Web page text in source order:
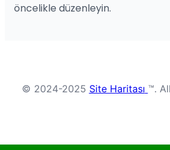
öncelikle düzenleyin.
© 2024-2025 Site Haritası ™.